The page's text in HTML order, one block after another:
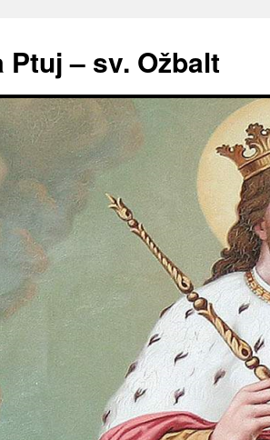
Ptuj – sv. Ožbalt